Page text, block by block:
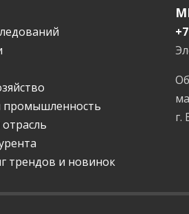
промышленность
трендов и новинок
г.